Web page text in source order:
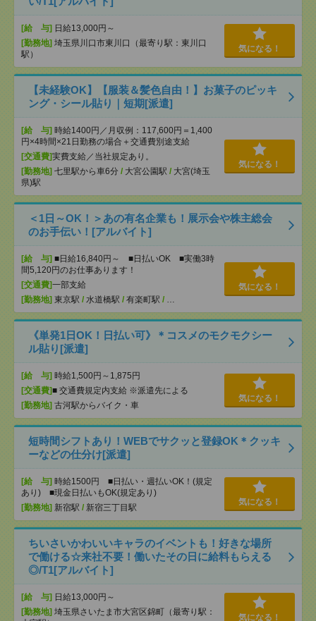
[給 与] 日給13,000円～
[勤務地] 埼玉県川口市東川口（最寄り駅：東川口
駅）
気になる！
【未経験OK】【服装＆髪色自由！】お菓子のピッキ
ング・シール貼り｜短期[派遣]
[給 与] 時給1400円／月収例：117,600円＝1,400
円×4時間×21日勤務の場合＋交通費別途支給
[交通費]実費支給／当社規定あり。
[勤務地] 七里駅から車6分 / 大宮公園駅 / 大宮(埼玉
県)駅
気になる！
＜1日～OK！＞あの有名企業も！展示会や株主総会
のお手伝い！[アルバイト]
[給 与] ■日給16,840円～ ■日払いOK ■実働3時
間5,120円のお仕事あります！
[交通費]一部支給
[勤務地] 東京駅 / 水道橋駅 / 有楽町駅 / …
気になる！
《単発1日OK！日払い可》＊コスメのモクモクシー
ル貼り[派遣]
[給 与] 時給1,500円～1,875円
[交通費]■ 交通費規定内支給 ※派遣先による
[勤務地] 古河駅からバイク・車
気になる！
短時間シフトあり！WEBでサクッと登録OK＊クッキ
ーなどの仕分け[派遣]
[給 与] 時給1500円 ■日払い・週払いOK！(規定
あり) ■現金日払いもOK(規定あり)
[勤務地] 新宿駅 / 新宿三丁目駅
気になる！
ちいさいかわいいキャラのイベントも！好きな場所
で働ける☆来社不要！働いたその日に給料もらえる
◎/T1[アルバイト]
[給 与] 日給13,000円～
[勤務地] 埼玉県さいたま市大宮区錦町（最寄り駅：
気になる！